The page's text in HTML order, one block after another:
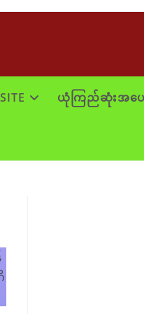
ယုံကြည်ဆုံးအပေ